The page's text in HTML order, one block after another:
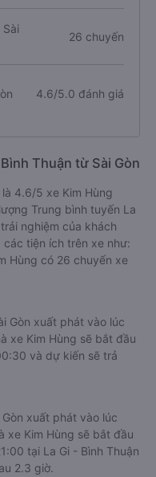
Sài
26 chuyến
4.6/5.0 đánh giá
Thuận từ Sài Gòn
4.6/5 xe Kim Hùng
Trung bình tuyến La
nghiệm của khách
tiện ích trên xe như:
Hùng có 26 chuyến xe
Gòn xuất phát vào lúc
xe Kim Hùng sẽ bắt đầu
và dự kiến sẽ trả
xuất phát vào lúc
xe Kim Hùng sẽ bắt đầu
tại La Gi - Bình Thuận
2.3 giờ.